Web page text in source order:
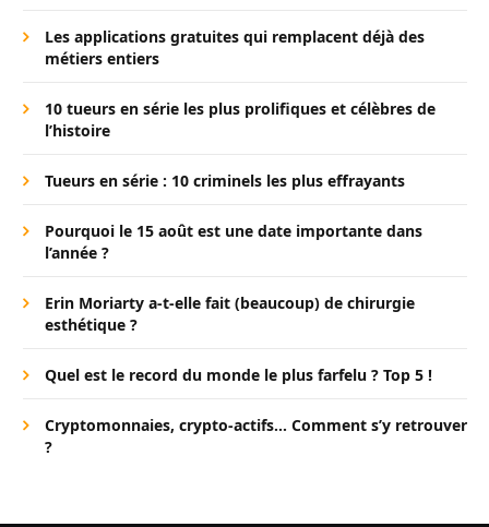
Les applications gratuites qui remplacent déjà des
métiers entiers
10 tueurs en série les plus prolifiques et célèbres de
l’histoire
Tueurs en série : 10 criminels les plus effrayants
Pourquoi le 15 août est une date importante dans
l’année ?
Erin Moriarty a-t-elle fait (beaucoup) de chirurgie
esthétique ?
Quel est le record du monde le plus farfelu ? Top 5 !
Cryptomonnaies, crypto-actifs… Comment s’y retrouver
?